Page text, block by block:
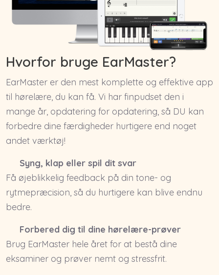
Hvorfor bruge EarMaster?
EarMaster er den mest komplette og effektive app
til hørelære, du kan få. Vi har finpudset den i
mange år, opdatering for opdatering, så DU kan
forbedre dine færdigheder hurtigere end noget
andet værktøj!
Syng, klap eller spil dit svar
Få øjeblikkelig feedback på din tone- og
rytmepræcision, så du hurtigere kan blive endnu
bedre.
Forbered dig til dine hørelære-prøver
Brug EarMaster hele året for at bestå dine
eksaminer og prøver nemt og stressfrit.